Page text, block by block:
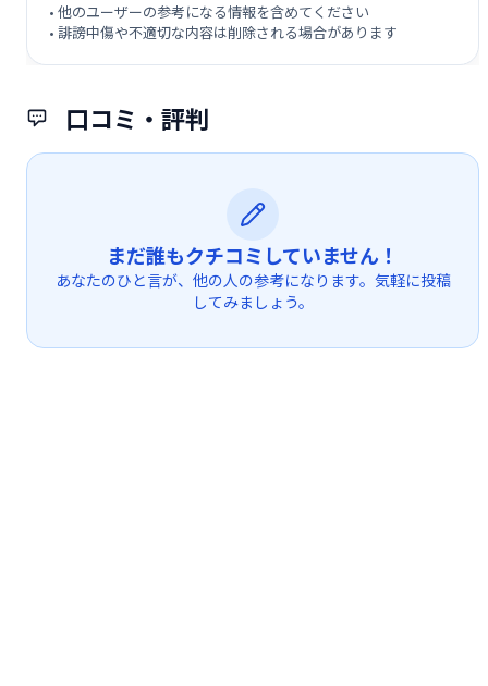
口コミ・評判
まだ誰もクチコミしていません！
あなたのひと言が、他の人の参考になります。気軽に投稿
してみましょう。
• 他のユーザーの参考になる情報を含めてください
• 誹謗中傷や不適切な内容は削除される場合があります